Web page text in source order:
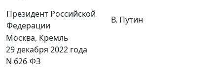
Президент Российской
Федерации
В. Путин
Москва, Кремль
29 декабря 2022 года
N 626-ФЗ